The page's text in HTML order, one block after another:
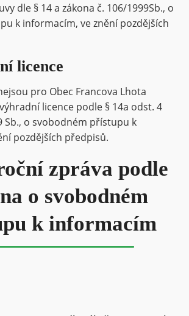
dle § 14 a zákona č. 106/1999Sb., o
k informacím, ve znění pozdějších
licence
pro Obec Francova Lhota
licence podle § 14a odst. 4
Sb., o svobodném přístupu k
pozdějších předpisů.
zpráva podle
o svobodném
k informacím